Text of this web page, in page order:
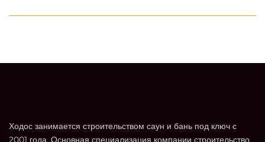
Ходос занимается строительством саун и бань под ключ с
2001 года. Основная специализация компании строительство